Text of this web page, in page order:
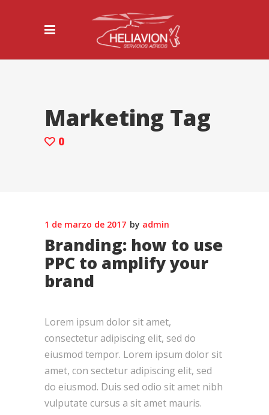
Marketing Tag
0
1 de marzo de 2017 by admin
Branding: how to use
PPC to amplify your
brand
Lorem ipsum dolor sit amet,
consectetur adipiscing elit, sed do
eiusmod tempor. Lorem ipsum dolor sit
amet, con sectetur adipiscing elit, sed
do eiusmod. Duis sed odio sit amet nibh
vulputate cursus a sit amet mauris.